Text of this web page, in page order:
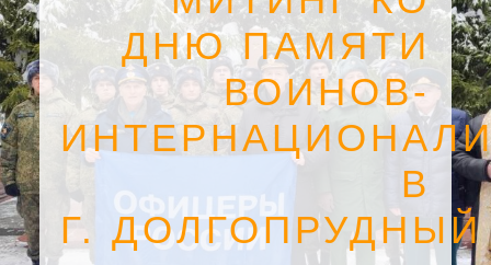
SEARCH
ДНЮ ПАМЯТИ
ВОИНОВ-
В
Г. ДОЛГОПРУДНЫЙ